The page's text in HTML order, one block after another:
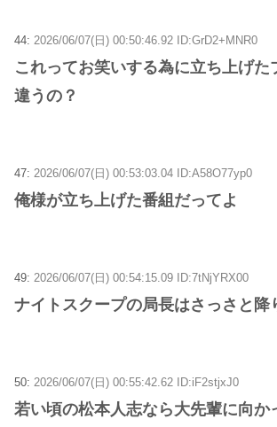
44: 2026/06/07(日) 00:50:46.92 ID:GrD2+MNR0
これってお笑いする為に立ち上げた
違うの？
47: 2026/06/07(日) 00:53:03.04 ID:A58O77yp0
俺様が立ち上げた番組だってよ
49: 2026/06/07(日) 00:54:15.09 ID:7tNjYRX00
ナイトスクープの局長はさっさと降
50: 2026/06/07(日) 00:55:42.62 ID:iF2stjxJ0
若い頃の松本人志なら大先輩に向か